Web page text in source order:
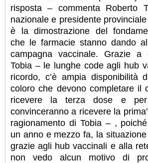
risposta – commenta Roberto
nazionale e presidente
è la dimostrazione del
che le farmacie stanno dando
campagna vaccinale. Grazie
Tobia – le lunghe code agli hub
ricordo, c’è ampia disponibilità
coloro che devono completare il
ricevere la terza dose e
convinceranno a ricevere la
ragionamento di Tobia – ,
un anno e mezzo fa, la
grazie agli hub vaccinali e alla
non vedo alcun motivo di